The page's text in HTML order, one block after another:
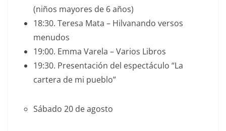
(niños mayores de 6 años)
18:30. Teresa Mata – Hilvanando versos
menudos
19:00. Emma Varela – Varios Libros
19:30. Presentación del espectáculo “La
cartera de mi pueblo”
Sábado 20 de agosto